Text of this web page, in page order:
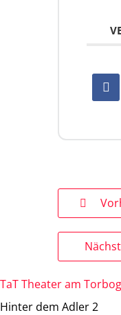
TaT Theater am
Hinter dem Adler 2